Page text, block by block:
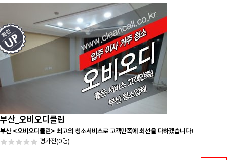
부산_오비오디클린
부산 <오비오디클린> 최고의 청소서비스로 고객만족에 최선을 다하겠습니다!
평가전(0명)